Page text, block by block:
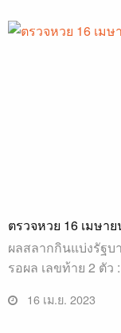
ตรวจหวย 16 เมษา
ผลสลากกินแบ่งรัฐบ
รอผล เลขท้าย 2 ตั
16 เม.ย. 2023